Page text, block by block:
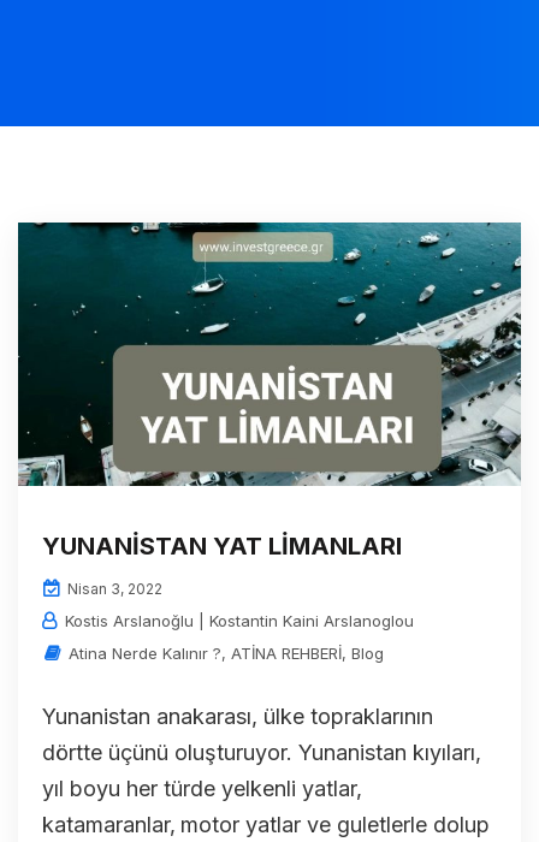
YUNANİSTAN YAT LİMANLARI
Nisan 3, 2022
Kostis Arslanoğlu | Kostantin Kaini Arslanoglou
Atina Nerde Kalınır ?, ATİNA REHBERİ, Blog
Yunanistan anakarası, ülke topraklarının
dörtte üçünü oluşturuyor. Yunanistan kıyıları‚
yıl boyu her türde yelkenli yatlar‚
katamaranlar‚ motor yatlar ve guletlerle dolup